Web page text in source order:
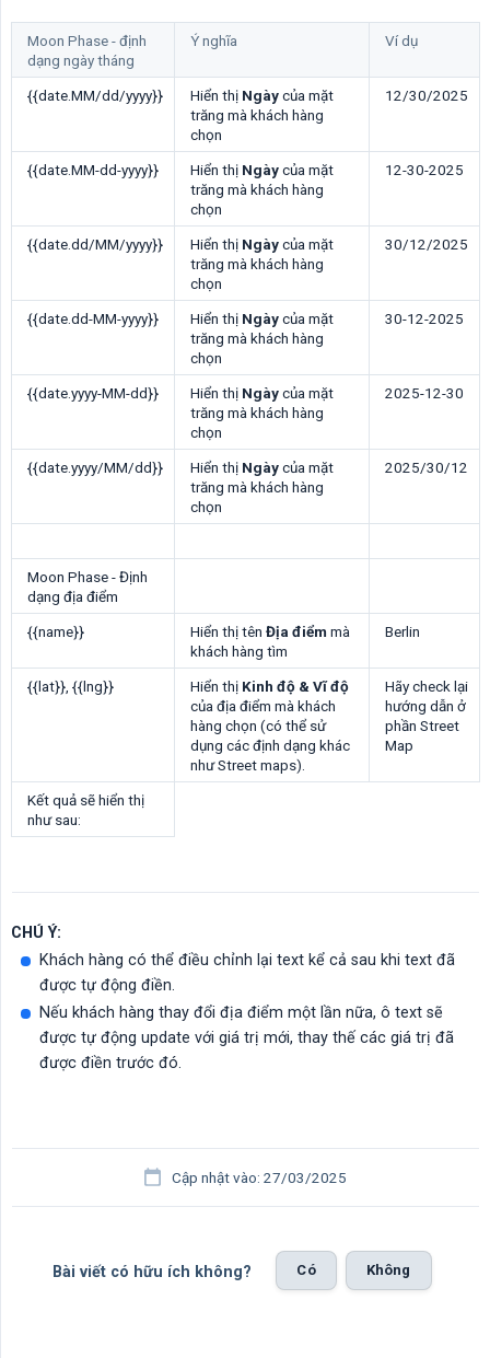
Moon Phase - định
dạng ngày tháng
Ý nghĩa Ví dụ
{{date.MM/dd/yyyy}} Hiển thị Ngàycủa mặt
trăng mà khách hàng
chọn
12/30/2025
{{date.MM-dd-yyyy}} Hiển thị Ngàycủa mặt
trăng mà khách hàng
chọn
12-30-2025
{{date.dd/MM/yyyy}} Hiển thị Ngàycủa mặt
trăng mà khách hàng
chọn
30/12/2025
{{date.dd-MM-yyyy}} Hiển thị Ngàycủa mặt
trăng mà khách hàng
chọn
30-12-2025
{{date.yyyy-MM-dd}} Hiển thị Ngàycủa mặt
trăng mà khách hàng
chọn
2025-12-30
{{date.yyyy/MM/dd}} Hiển thị Ngàycủa mặt
trăng mà khách hàng
chọn
2025/30/12
Moon Phase - Định
dạng địa điểm
{{name}}
Hiển thị tên Địa điểm mà
khách hàng tìm
Berlin
{{lat}} {{lng}} Hiển thị Kinh độ & Vĩ độ
của địa điểm mà khách
hàng chọn (có thể sử
dụng các định dạng khác
như Street maps).
Hãy check lại
hướng dẫn ở
phần Street
Map
Kết quả sẽ hiển thị
như sau:
CHÚ Ý:
Khách hàng có thể điều chỉnh lại text kể cả sau khi text đã
được tự động điền.
Nếu khách hàng thay đổi địa điểm một lần nữa, ô text sẽ
được tự động update với giá trị mới, thay thế các giá trị đã
được điền trước đó.
Cập nhật vào: 27/03/2025
Bài viết có hữu ích không? Có Không